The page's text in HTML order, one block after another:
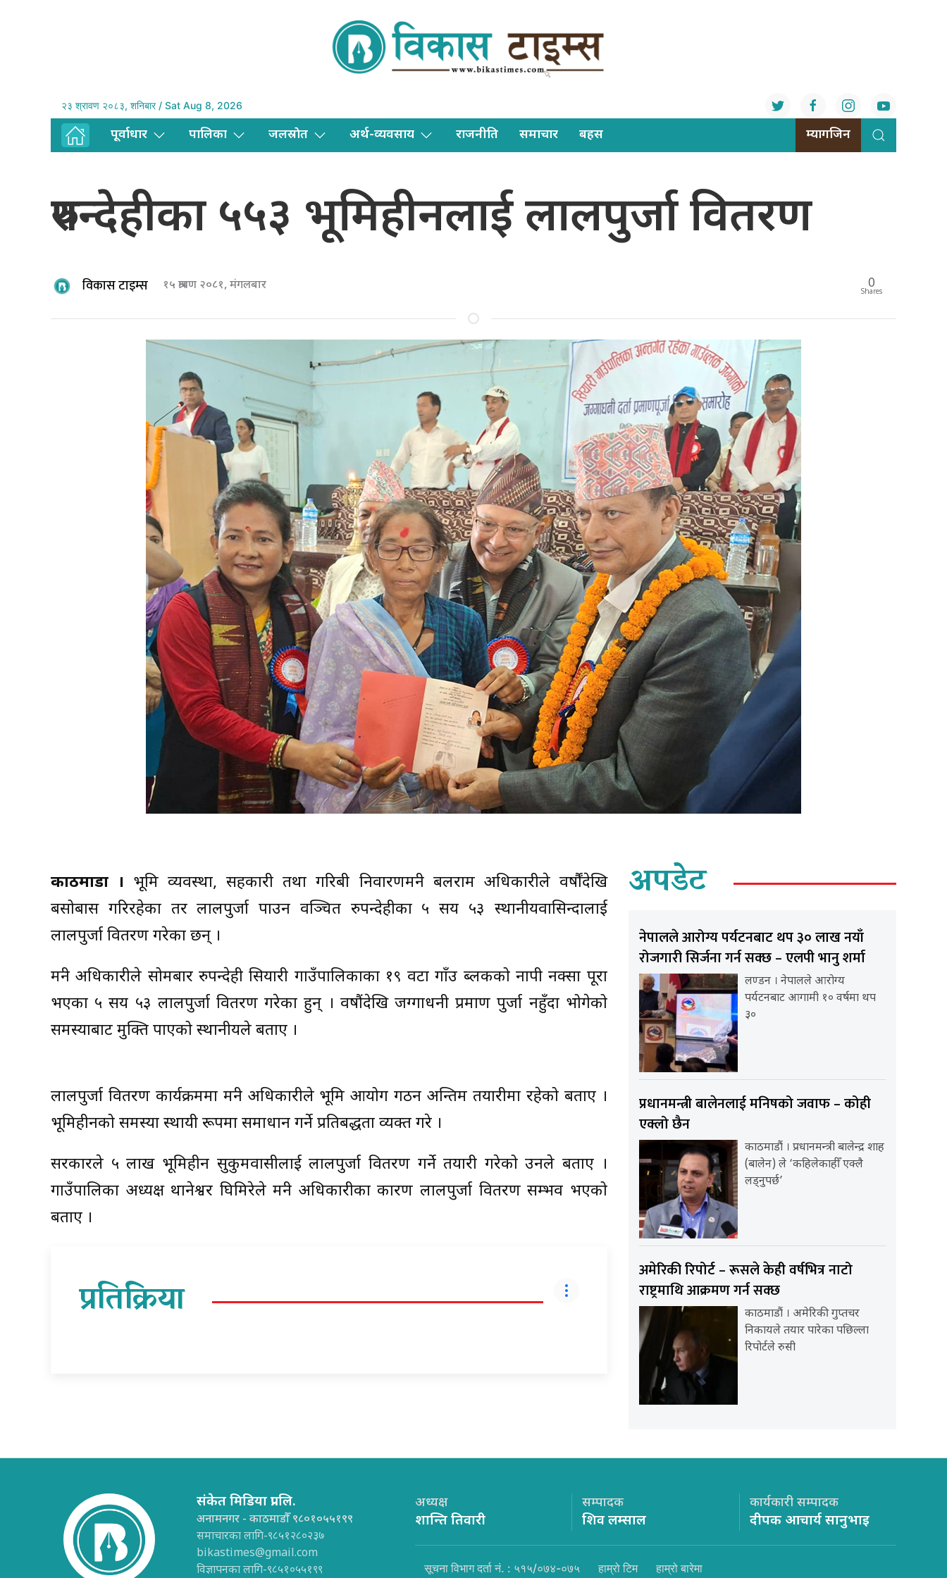
२३ श्रावण २०८३, शनिबार / Sat Aug 8, 2026
पूर्वाधार पालिका जलस्राेत अर्थ-व्यवसाय राजनीति समाचार बहस म्यागजिन
रुपन्देहीका ५५३ भूमिहीनलाई लालपुर्जा वितरण
विकास टाइम्स १५ श्रावण २०८१, मंगलबार 0
Shares
काठमाडौं । भूमि व्यवस्था, सहकारी तथा गरिबी निवारणमन्त्री बलराम अधिकारीले वर्षौंदेखि
बसोबास गरिरहेका तर लालपुर्जा पाउन वञ्चित रुपन्देहीका ५ सय ५३ स्थानीयवासिन्दालाई
लालपुर्जा वितरण गरेका छन् ।
मन्त्री अधिकारीले सोमबार रुपन्देही सियारी गाउँपालिकाका १९ वटा गाँउ ब्लकको नापी नक्सा पूरा
भएका ५ सय ५३ लालपुर्जा वितरण गरेका हुन् । वषौंदेखि जग्गाधनी प्रमाण पुर्जा नहुँदा भोगेको
समस्याबाट मुक्ति पाएको स्थानीयले बताए ।
लालपुर्जा वितरण कार्यक्रममा मन्त्री अधिकारीले भूमि आयोग गठन अन्तिम तयारीमा रहेको बताए ।
भूमिहीनको समस्या स्थायी रूपमा समाधान गर्ने प्रतिबद्धता व्यक्त गरे ।
सरकारले ५ लाख भूमिहीन सुकुमवासीलाई लालपुर्जा वितरण गर्ने तयारी गरेको उनले बताए ।
गाउँपालिका अध्यक्ष थानेश्वर घिमिरेले मन्त्री अधिकारीका कारण लालपुर्जा वितरण सम्भव भएको
बताए ।
प्रतिक्रिया
अपडेट
नेपालले आरोग्य पर्यटनबाट थप ३० लाख नयाँ
रोजगारी सिर्जना गर्न सक्छ – एलपी भानु शर्मा
लण्डन । नेपालले आरोग्य
पर्यटनबाट आगामी १० वर्षमा थप
३०
प्रधानमन्त्री बालेनलाई मनिषको जवाफ – कोही
एक्लो छैन
काठमाडौं । प्रधानमन्त्री बालेन्द्र शाह
(बालेन) ले ‘कहिलेकाहीँ एक्लै
लड्नुपर्छ’
अमेरिकी रिपोर्ट – रूसले केही वर्षभित्र नाटो
राष्ट्रमाथि आक्रमण गर्न सक्छ
काठमाडौं । अमेरिकी गुप्तचर
निकायले तयार पारेका पछिल्ला
रिपोर्टले रुसी
संकेत मिडिया प्रा.लि.
अनामनगर - काठमाडौँ ९८०१०५५१९९
समाचारका लागि-९८५१२८०२३७
bikastimes@gmail.com
विज्ञापनका लागि-९८५१०५५१९९
अध्यक्ष
शान्ति तिवारी
सम्पादक
शिव लम्साल
कार्यकारी सम्पादक
दीपक आचार्य सानुभाइ
सूचना विभाग दर्ता नं. : ५१५/०७४-०७५ हाम्रो टिम हाम्रो बारेमा